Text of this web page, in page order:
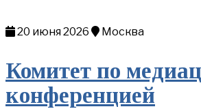
20 июня 2026 Москва
Комитет по
конференцией